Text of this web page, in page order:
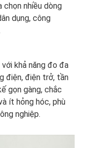
chọn nhiều dòng
dụng, công
khả năng đo đa
điện, điện trở, tần
gọn gàng, chắc
ít hỏng hóc, phù
nghiệp.